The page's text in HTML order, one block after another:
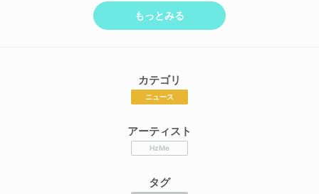
もっとみる
カテゴリ
ニュース
アーティスト
HzMe
タグ